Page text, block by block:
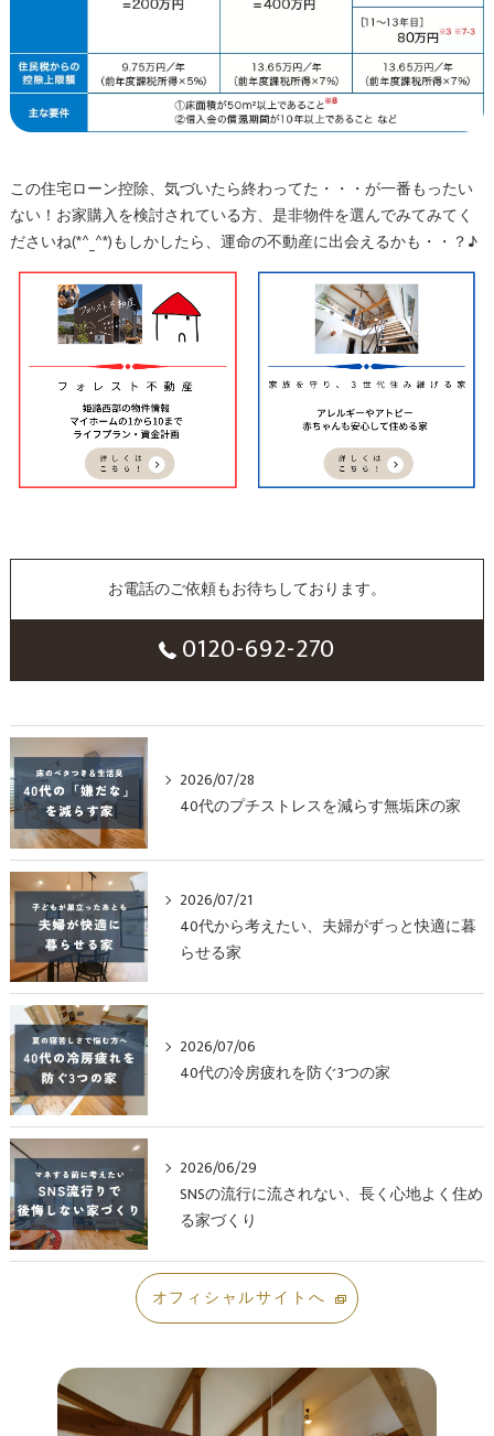
この住宅ローン控除、気づいたら終わってた・・・が一番もったい
ない！お家購入を検討されている方、是非物件を選んでみてみてく
ださいね(*^_^*)もしかしたら、運命の不動産に出会えるかも・・？♪
お電話のご依頼もお待ちしております。
0120-692-270
2026/07/28
40代のプチストレスを減らす無垢床の家
2026/07/21
40代から考えたい、夫婦がずっと快適に暮
らせる家
2026/07/06
40代の冷房疲れを防ぐ3つの家
2026/06/29
SNSの流行に流されない、長く心地よく住め
る家づくり
オフィシャルサイトへ